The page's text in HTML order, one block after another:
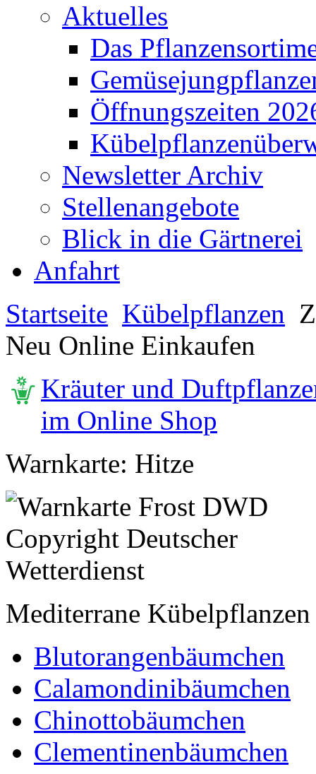
Aktuelles
Das
Öffnungszeiten
Newsletter Archiv
Stellenangebote
Blick in die Gärtnerei
Anfahrt
Startseite Kübelpflanzen
Neu Online Einkaufen
Kräuter und
im Online Shop
Warnkarte: Hitze
Mediterrane Kübelpflanzen
Blutorangenbäumchen
Calamondinibäumchen
Chinottobäumchen
Clementinenbäumchen